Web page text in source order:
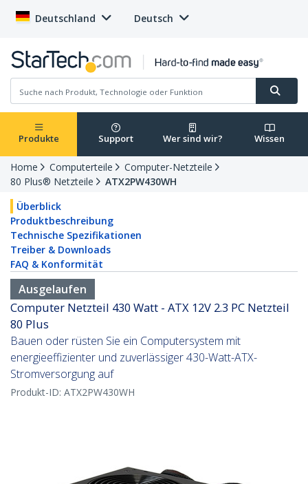
Deutschland Deutsch
Produkte Support Wer sind wir? Wissen
Home Computerteile
Computer-Netzteile
80 Plus® Netzteile
ATX2PW430WH
Überblick
Produktbeschreibung
Technische Spezifikationen
Treiber & Downloads
FAQ & Konformität
Ausgelaufen
Computer Netzteil 430 Watt - ATX 12V 2.3 PC Netzteil
80 Plus
Bauen oder rüsten Sie ein Computersystem mit
energieeffizienter und zuverlässiger 430-Watt-ATX-
Stromversorgung auf
Produkt-ID: ATX2PW430WH